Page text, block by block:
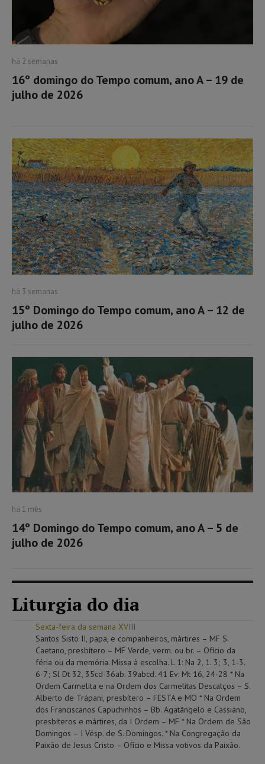
há 2 semanas
16º domingo do Tempo comum, ano A – 19 de
julho de 2026
há 3 semanas
15º Domingo do Tempo comum, ano A – 12 de
julho de 2026
há 1 mês
14º Domingo do Tempo comum, ano A – 5 de
julho de 2026
Liturgia do dia
Sexta-feira da semana XVIII
Santos Sisto II, papa, e companheiros, mártires – MF S.
Caetano, presbítero – MF Verde, verm. ou br. – Ofício da
féria ou da memória. Missa à escolha. L 1: Na 2, 1. 3; 3, 1-3.
6-7; Sl Dt 32, 35cd-36ab. 39abcd. 41 Ev: Mt 16, 24-28 * Na
Ordem Carmelita e na Ordem dos Carmelitas Descalços – S.
Alberto de Trápani, presbítero – FESTA e MO * Na Ordem
dos Franciscanos Capuchinhos – Bb. Agatângelo e Cassiano,
presbíteros e mártires, da I Ordem – MF * Na Ordem de São
Domingos – I Vésp. de S. Domingos. * Na Congregação da
Paixão de Jesus Cristo – Ofício e Missa votivos da Paixão.